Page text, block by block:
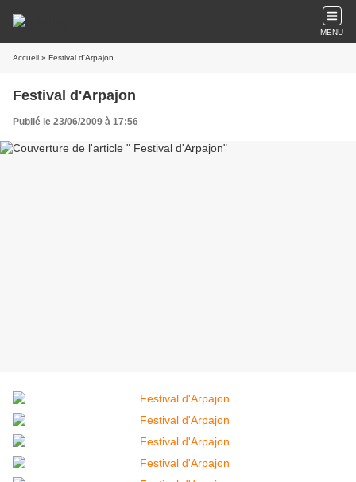
MENU
Accueil » Festival d'Arpajon
Festival d'Arpajon
Publié le 23/06/2009 à 17:56